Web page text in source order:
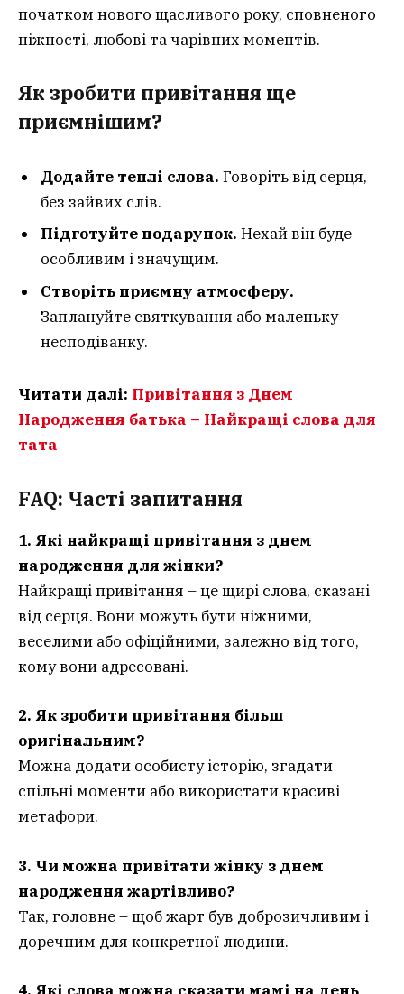
початком нового щасливого року, сповненого
ніжності, любові та чарівних моментів.
Як зробити привітання ще
приємнішим?
Додайте теплі слова. Говоріть від серця,
без зайвих слів.
Підготуйте подарунок. Нехай він буде
особливим і значущим.
Створіть приємну атмосферу.
Заплануйте святкування або маленьку
несподіванку.
Читати далі: Привітання з Днем
Народження батька – Найкращі слова для
тата
FAQ: Часті запитання
1. Які найкращі привітання з днем
народження для жінки?
Найкращі привітання – це щирі слова, сказані
від серця. Вони можуть бути ніжними,
веселими або офіційними, залежно від того,
кому вони адресовані.
2. Як зробити привітання більш
оригінальним?
Можна додати особисту історію, згадати
спільні моменти або використати красиві
метафори.
3. Чи можна привітати жінку з днем
народження жартівливо?
Так, головне – щоб жарт був доброзичливим і
доречним для конкретної людини.